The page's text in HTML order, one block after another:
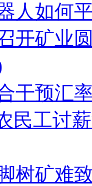
人如何
开矿业
干预汇
民工讨
树矿难